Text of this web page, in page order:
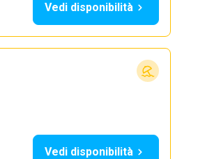
Vedi disponibilità
Vedi disponibilità